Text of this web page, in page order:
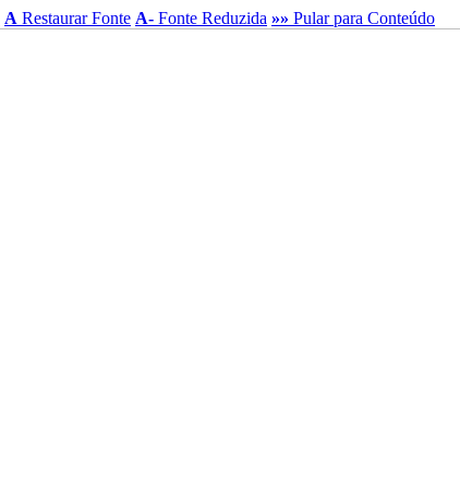
A Restaurar Fonte A- Fonte Reduzida »» Pular para Conteúdo